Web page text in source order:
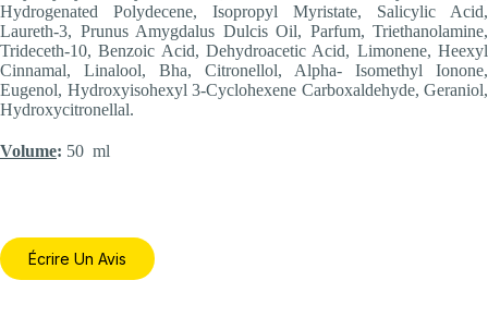
Hydrogenated Polydecene, Isopropyl Myristate, Salicylic Acid,
Laureth-3, Prunus Amygdalus Dulcis Oil, Parfum, Triethanolamine,
Trideceth-10, Benzoic Acid, Dehydroacetic Acid, Limonene, Heexyl
Cinnamal, Linalool, Bha, Citronellol, Alpha- Isomethyl Ionone,
Eugenol, Hydroxyisohexyl 3-Cyclohexene Carboxaldehyde, Geraniol,
Hydroxycitronellal.
Volume: 50 ml
Écrire Un Avis